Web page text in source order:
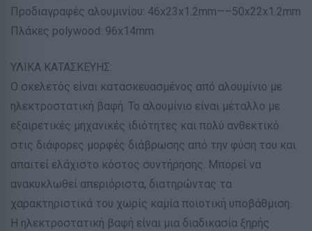
Προδιαγραφές αλουμινίου: 46x23x1.2mm—–50x22x1.2mm
Πλάκες polywood: 96x14mm
ΥΛΙΚΑ ΚΑΤΑΣΚΕΥΗΣ:
Ο σκελετός είναι κατασκευασμένος από αλουμίνιο με
ηλεκτροστατική βαφή. Το αλουμίνιο είναι μέταλλο με
εξαιρετικές μηχανικές ιδιότητες και πολύ ανθεκτικό
στις διάφορες μορφές διάβρωσης από την φύση του και
απαιτεί ελάχιστο κόστος συντήρησης. Μπορεί να
ανακυκλωθεί απεριόριστα, διατηρώντας τα
χαρακτηριστικά του χωρίς καμία ποιοτική υποβάθμιση.
Η ηλεκτροστατική βαφή είναι μια διαδικασία ξηρής